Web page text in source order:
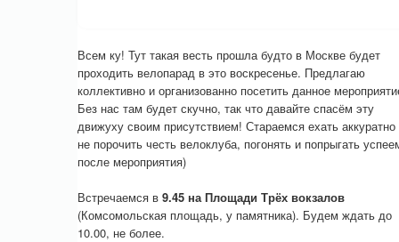
Всем ку! Тут такая весть прошла будто в Москве будет
проходить велопарад в это воскресенье. Предлагаю
коллективно и организованно посетить данное
Без нас там будет скучно, так что давайте спасём эту
движуху своим присутствием! Стараемся ехать аккуратно
не порочить честь велоклуба, погонять и попрыгать
после мероприятия)
Встречаемся в 9.45 на Площади Трёх вокзалов
(Комсомольская площадь, у памятника). Будем ждать до
10.00, не более.